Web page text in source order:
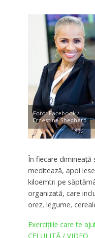
Foto: Facebook /
Ernestine Shepherd
În fiecare dimineaţă
meditează, apoi
kiloemtri pe
organizată, care
orez, legume,
Exerciţiile care te
CELULITĂ / VIDEO